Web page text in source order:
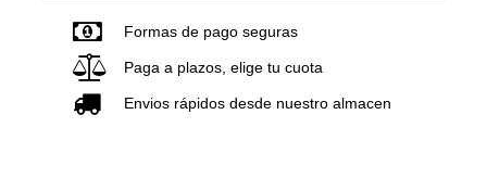
Formas de pago seguras
Paga a plazos, elige tu cuota
Envios rápidos desde nuestro almacen